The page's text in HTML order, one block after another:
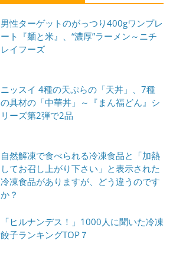
男性ターゲットのがっつり400gワンプレ
ート『麺と米』、“濃厚”ラーメン～ニチ
レイフーズ
ニッスイ 4種の天ぷらの「天丼」、7種
の具材の「中華丼」～『まん福どん』シ
リーズ第2弾で2品
自然解凍で食べられる冷凍食品と「加熱
してお召し上がり下さい」と表示された
冷凍食品がありますが、どう違うのです
か？
「ヒルナンデス！」1000人に聞いた冷凍
餃子ランキングTOP７